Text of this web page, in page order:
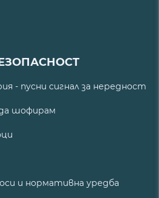
- пусни сигнал за нередност
шофирам
и нормативна уредба